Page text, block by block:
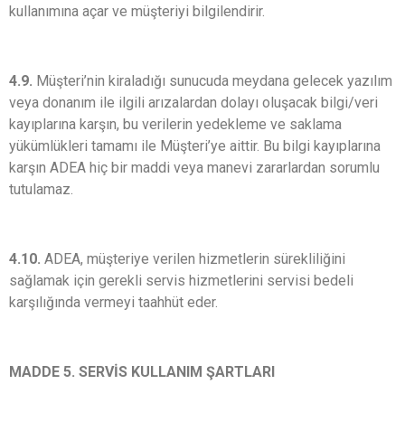
kullanımına açar ve müşteriyi bilgilendirir.
4.9. Müşteri’nin kiraladığı sunucuda meydana gelecek yazılım
veya donanım ile ilgili arızalardan dolayı oluşacak bilgi/veri
kayıplarına karşın, bu verilerin yedekleme ve saklama
yükümlükleri tamamı ile Müşteri’ye aittir. Bu bilgi kayıplarına
karşın ADEA hiç bir maddi veya manevi zararlardan sorumlu
tutulamaz.
4.10. ADEA, müşteriye verilen hizmetlerin sürekliliğini
sağlamak için gerekli servis hizmetlerini servisi bedeli
karşılığında vermeyi taahhüt eder.
MADDE 5. SERVİS KULLANIM ŞARTLARI